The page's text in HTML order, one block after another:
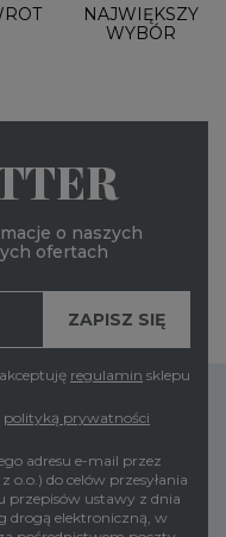
NAJWIĘKSZY
WYBÓR
o naszych
ofertach
regulamin sklepu
polityką prywatności
adresu e-mail przez
o.o.) do celów przesyłania
przepisów ustawy z dnia
drogą elektroniczną, w